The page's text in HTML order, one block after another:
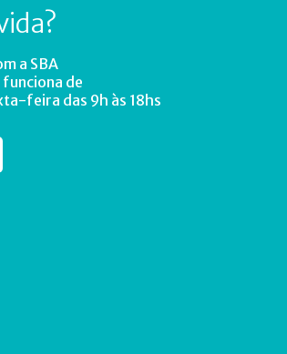
a SBA
de
feira das 9h às 18hs